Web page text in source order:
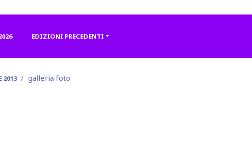
EDIZIONI PRECEDENTI
2013 galleria foto